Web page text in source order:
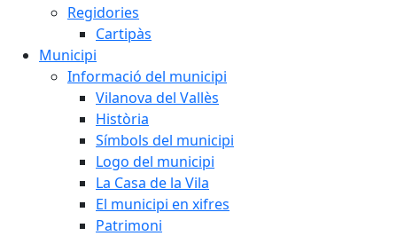
Regidories
Cartipàs
Municipi
Informació del municipi
Vilanova del Vallès
Història
Símbols del municipi
Logo del municipi
La Casa de la Vila
El municipi en xifres
Patrimoni